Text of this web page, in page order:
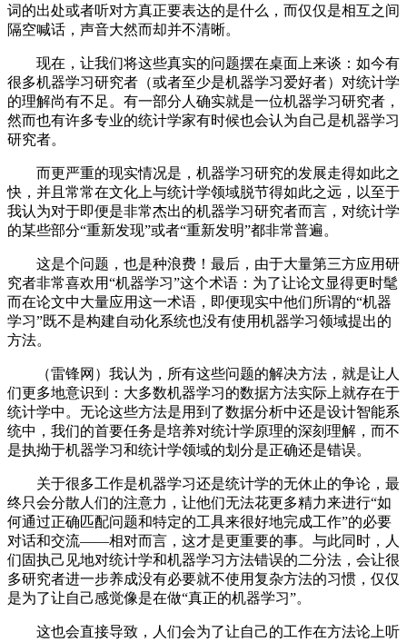
词的出处或者听对方真正要表达的是什么，而仅仅是相互之间
隔空喊话，声音大然而却并不清晰。
现在，让我们将这些真实的问题摆在桌面上来谈：如今有
很多机器学习研究者（或者至少是机器学习爱好者）对统计学
的理解尚有不足。有一部分人确实就是一位机器学习研究者，
然而也有许多专业的统计学家有时候也会认为自己是机器学习
研究者。
而更严重的现实情况是，机器学习研究的发展走得如此之
快，并且常常在文化上与统计学领域脱节得如此之远，以至于
我认为对于即便是非常杰出的机器学习研究者而言，对统计学
的某些部分“重新发现”或者“重新发明”都非常普遍。
这是个问题，也是种浪费！最后，由于大量第三方应用研
究者非常喜欢用“机器学习”这个术语：为了让论文显得更时髦
而在论文中大量应用这一术语，即便现实中他们所谓的“机器
学习”既不是构建自动化系统也没有使用机器学习领域提出的
方法。
（雷锋网）我认为，所有这些问题的解决方法，就是让人
们更多地意识到：大多数机器学习的数据方法实际上就存在于
统计学中。无论这些方法是用到了数据分析中还是设计智能系
统中，我们的首要任务是培养对统计学原理的深刻理解，而不
是执拗于机器学习和统计学领域的划分是正确还是错误。
关于很多工作是机器学习还是统计学的无休止的争论，最
终只会分散人们的注意力，让他们无法花更多精力来进行“如
何通过正确匹配问题和特定的工具来很好地完成工作”的必要
对话和交流——相对而言，这才是更重要的事。与此同时，人
们固执己见地对统计学和机器学习方法错误的二分法，会让很
多研究者进一步养成没有必要就不使用复杂方法的习惯，仅仅
是为了让自己感觉像是在做“真正的机器学习”。
这也会直接导致，人们会为了让自己的工作在方法论上听